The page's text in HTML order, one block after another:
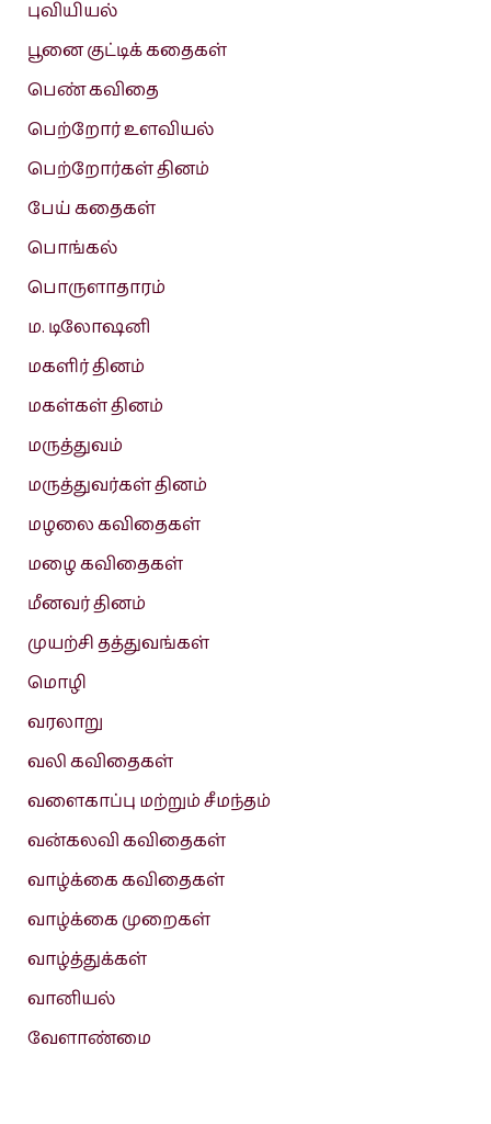
புவியியல்
பூனை குட்டிக் கதைகள்
பெண் கவிதை
பெற்றோர் உளவியல்
பெற்றோர்கள் தினம்
பேய் கதைகள்
பொங்கல்
பொருளாதாரம்
ம. டிலோஷனி
மகளிர் தினம்
மகள்கள் தினம்
மருத்துவம்
மருத்துவர்கள் தினம்
மழலை கவிதைகள்
மழை கவிதைகள்
மீனவர் தினம்
முயற்சி தத்துவங்கள்
மொழி
வரலாறு
வலி கவிதைகள்
வளைகாப்பு மற்றும் சீமந்தம்
வன்கலவி கவிதைகள்
வாழ்க்கை கவிதைகள்
வாழ்க்கை முறைகள்
வாழ்த்துக்கள்
வானியல்
வேளாண்மை